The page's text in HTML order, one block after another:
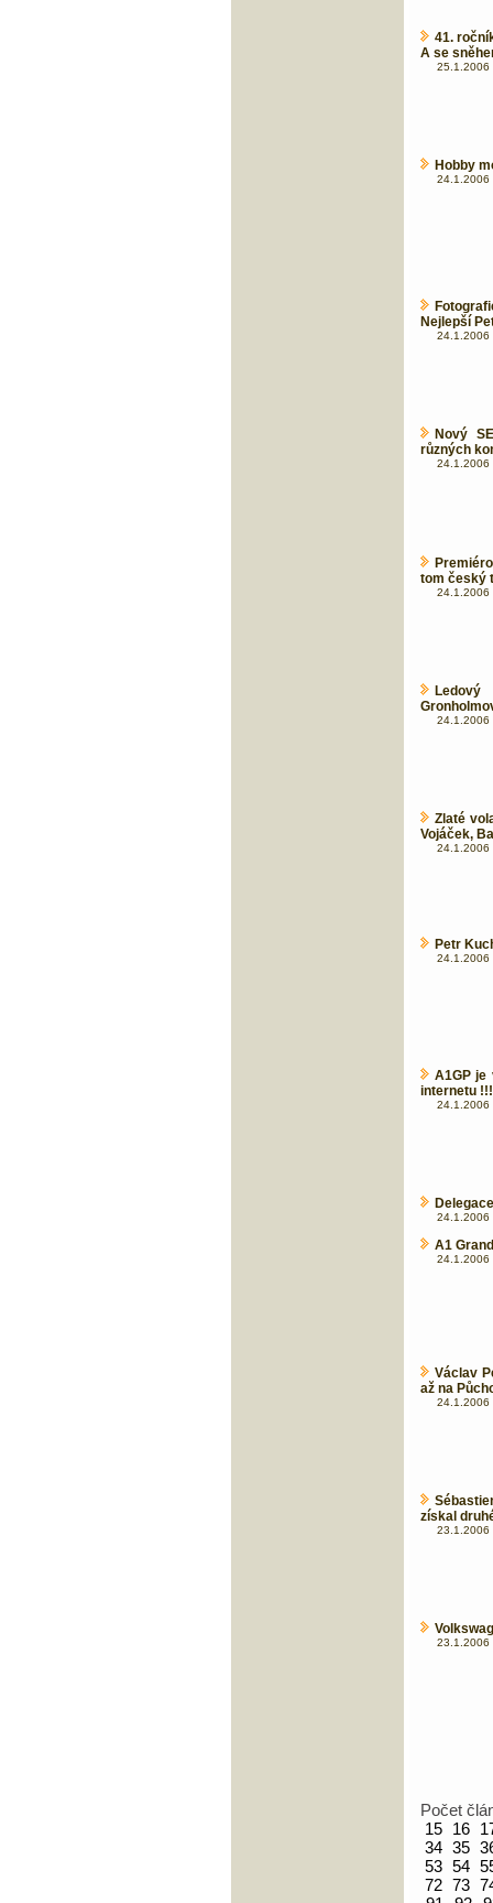
41.
A se
25.1.2006
Hobby
24.1.2006
Nejlepší
24.1.2006
Nový
různých
24.1.2006
tom český
24.1.2006
24.1.2006
Zlaté
Vojáček,
24.1.2006
Petr
24.1.2006
A1GP je
internetu !!!
24.1.2006
24.1.2006
A1
24.1.2006
Václav
až na
24.1.2006
získal
23.1.2006
23.1.2006
Počet
15 16
34 35
53 54
72 73